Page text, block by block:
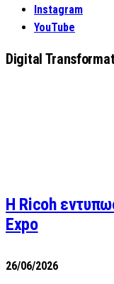
Instagram
YouTube
Digital
Η Ricoh
Expo
26/06/2026